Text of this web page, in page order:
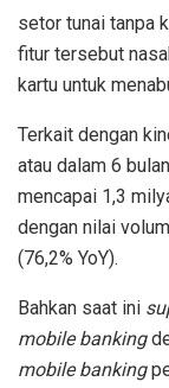
setor tunai tanpa
fitur tersebut
kartu untuk
Terkait dengan
atau dalam 6
mencapai 1,3
dengan nilai
(76,2% YoY).
Bahkan saat ini
mobile banking
mobile banking